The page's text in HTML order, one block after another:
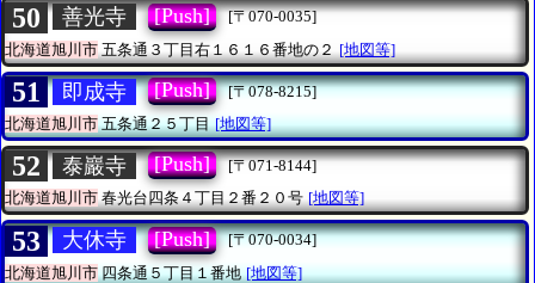
50 善光寺 [Push]
[〒070-0035]
北海道旭川市 五条通３丁目右１６１６番地の２ [地図等]
51 即成寺 [Push]
[〒078-8215]
北海道旭川市五条通２５丁目 [地図等]
52 泰巖寺 [Push]
[〒071-8144]
北海道旭川市春光台四条４丁目２番２０号 [地図等]
53 大休寺 [Push]
[〒070-0034]
北海道旭川市四条通５丁目１番地 [地図等]